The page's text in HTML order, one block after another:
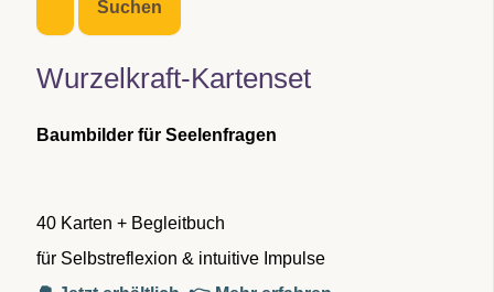
e
n
h
Wurzelkraft-Kartenset
Baumbilder für Seelenfragen
40 Karten + Begleitbuch
für Selbstreflexion & intuitive Impulse